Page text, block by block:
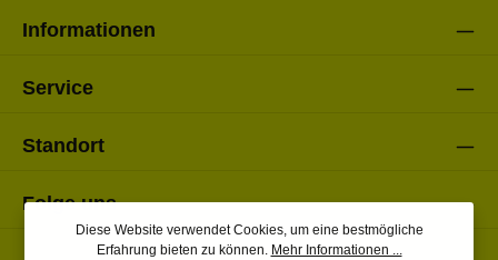
Informationen
Service
Standort
Folge uns
Diese Website verwendet Cookies, um eine bestmögliche
Erfahrung bieten zu können. Mehr Informationen ...